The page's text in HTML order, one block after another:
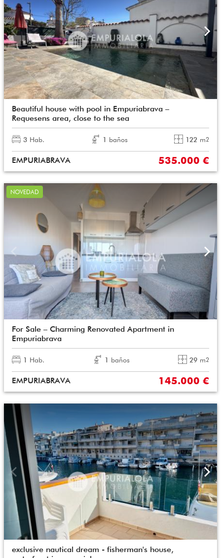
Beautiful house with pool in Empuriabrava –
Requesens area, close to the sea
3 Hab. 1 baños 122 m2
EMPURIABRAVA 535.000 €
NOVEDAD
For Sale – Charming Renovated Apartment in
Empuriabrava
1 Hab. 1 baños 29 m2
EMPURIABRAVA 145.000 €
exclusive nautical dream - fisherman's house,